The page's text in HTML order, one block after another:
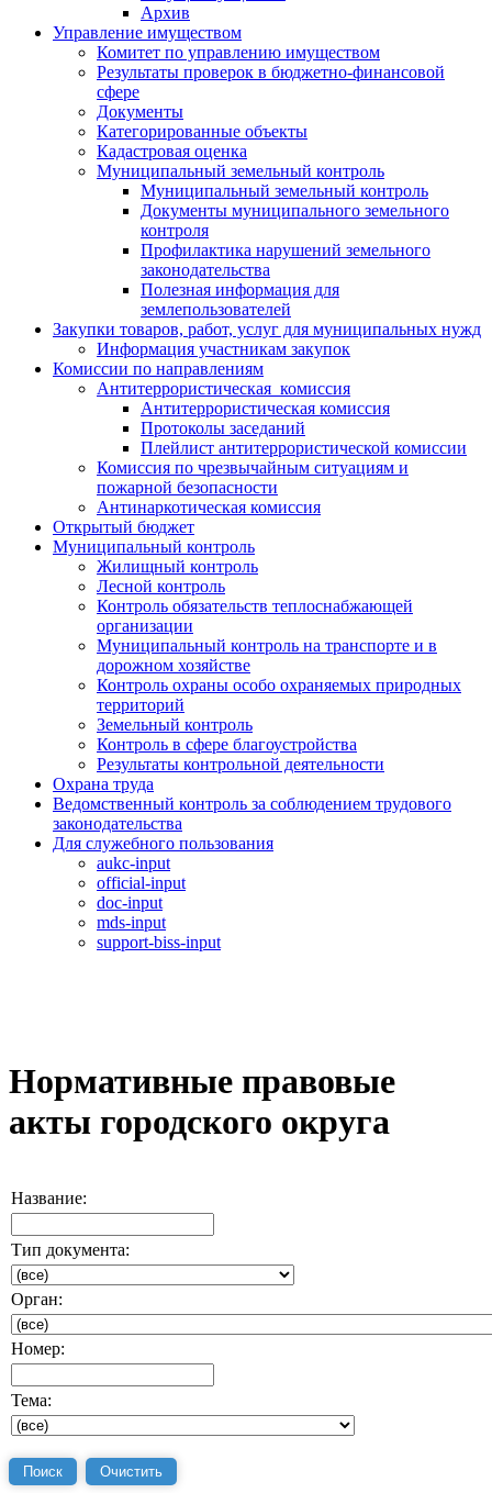
Архив
Управление имуществом
Комитет по управлению имуществом
Результаты проверок в бюджетно-финансовой
сфере
Документы
Категорированные объекты
Кадастровая оценка
Муниципальный земельный контроль
Муниципальный земельный контроль
Документы муниципального земельного
контроля
Профилактика нарушений земельного
законодательства
Полезная информация для
землепользователей
Закупки товаров, работ, услуг для муниципальных нужд
Информация участникам закупок
Комиссии по направлениям
Антитеррористическая комиссия
Антитеррористическая комиссия
Протоколы заседаний
Плейлист антитеррористической комиссии
Комиссия по чрезвычайным ситуациям и
пожарной безопасности
Антинаркотическая комиссия
Открытый бюджет
Муниципальный контроль
Жилищный контроль
Лесной контроль
Контроль обязательств теплоснабжающей
организации
Муниципальный контроль на транспорте и в
дорожном хозяйстве
Контроль охраны особо охраняемых природных
территорий
Земельный контроль
Контроль в сфере благоустройства
Результаты контрольной деятельности
Охрана труда
Ведомственный контроль за соблюдением трудового
законодательства
Для служебного пользования
aukc-input
official-input
doc-input
mds-input
support-biss-input
Нормативные правовые
акты городского округа
Название:
Тип документа:
Орган:
Номер:
Тема: